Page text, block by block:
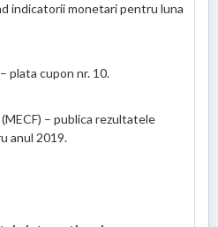
indicatorii monetari pentru luna
plata cupon nr. 10.
– publica rezultatele
anul 2019.